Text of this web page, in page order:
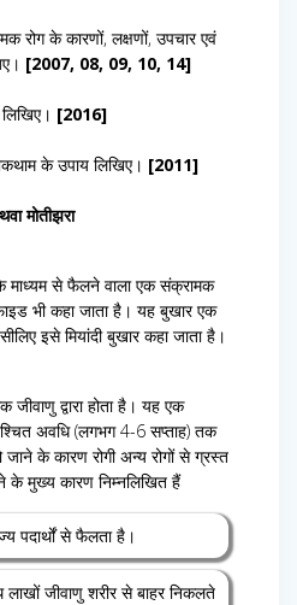
रोग के कारणों, लक्षणों, उपचार एवं
[2007, 08, 09, 10, 14]
[2016]
के उपाय लिखिए। [2011]
मोतीझरा
माध्यम से फैलने वाला एक संक्रामक
भी कहा जाता है। यह बुखार एक
इसे मियांदी बुखार कहा जाता है।
जीवाणु द्वारा होता है। यह एक
अवधि (लगभग 4-6 सप्ताह) तक
जाने के कारण रोगी अन्य रोगों से ग्रस्त
मुख्य कारण निम्नलिखित हैं
पदार्थों से फैलता है।
जीवाणु शरीर से बाहर निकलते